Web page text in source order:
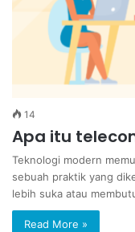
14
Apa itu
Teknologi modern
sebuah praktik yang
lebih suka atau
Read More »